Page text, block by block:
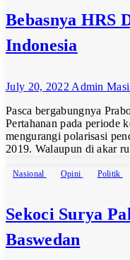
Bebasnya HRS
Indonesia
July 20, 2022 Admin
Pasca bergabungnya
Pertahanan pada periode
mengurangi polarisasi
2019. Walaupun di akar
Nasional Opini Politik
Sekoci Surya
Baswedan